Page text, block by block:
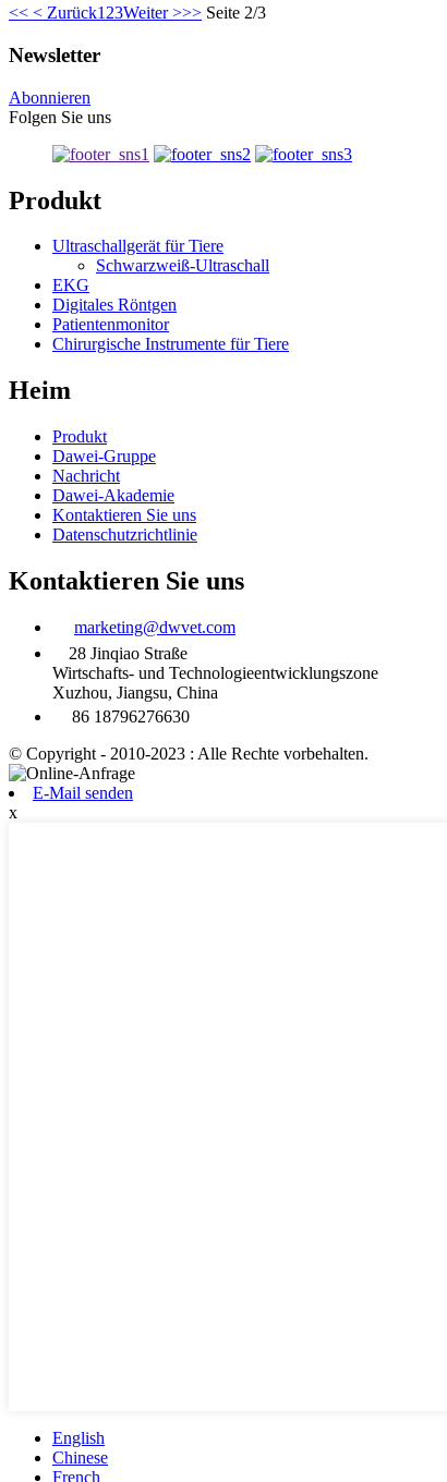
<< < Zurück1 23Weiter >>> Seite 2/3
Newsletter
Abonnieren
Folgen Sie uns
Produkt
Ultraschallgerät für Tiere
Schwarzweiß-Ultraschall
EKG
Digitales Röntgen
Patientenmonitor
Chirurgische Instrumente für Tiere
Heim
Produkt
Dawei-Gruppe
Nachricht
Dawei-Akademie
Kontaktieren Sie uns
Datenschutzrichtlinie
Kontaktieren Sie uns
marketing@dwvet.com
28 Jinqiao Straße
Wirtschafts- und Technologieentwicklungszone
Xuzhou, Jiangsu, China
86 18796276630
© Copyright - 2010-2023 : Alle Rechte vorbehalten.
E-Mail senden
x
English
Chinese
French